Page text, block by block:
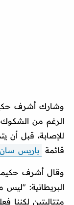
وشارك أشرف
الرغم من الشكوك
للإصابة، قبل أن
قائمة باريس
وقال أشرف
البريطانية:
متتاليتين لكننا